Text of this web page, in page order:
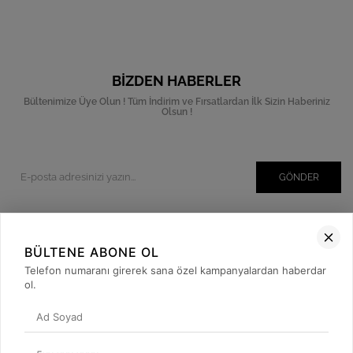
BIZDEN HABERLER
Bültenimize Üye Olun ! Tüm İndirim ve Fırsatlardan İlk Sizin Haberiniz
Olsun !
GÖNDER
Kurumsal
Müşteri İlişkileri
BÜLTENE ABONE OL
Telefon numaranı girerek sana özel kampanyalardan haberdar
ol.